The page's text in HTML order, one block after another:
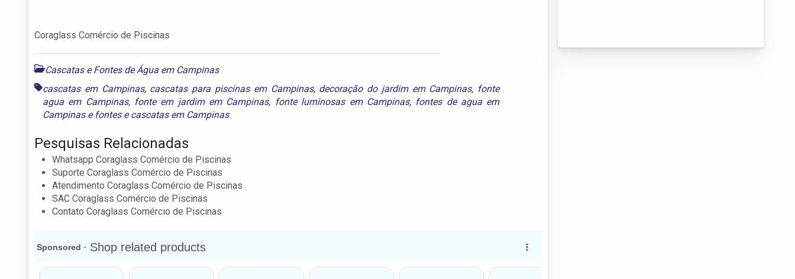
Coraglass Comércio de Piscinas
Cascatas e Fontes de Água em Campinas
cascatas em Campinas, cascatas para piscinas em Campinas, decoração do jardim em Campinas, fonte
agua em Campinas, fonte em jardim em Campinas, fonte luminosas em Campinas, fontes de agua em
Campinase fontes e cascatas em Campinas
Pesquisas Relacionadas
Whatsapp Coraglass Comércio de Piscinas
Suporte Coraglass Comércio de Piscinas
Atendimento Coraglass Comércio de Piscinas
SAC Coraglass Comércio de Piscinas
Contato Coraglass Comércio de Piscinas